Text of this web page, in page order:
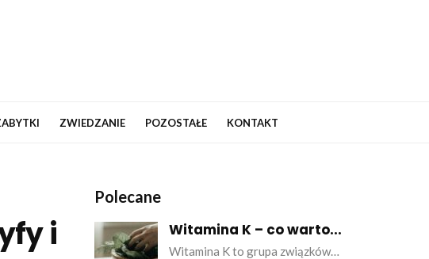
ZWIEDZANIE POZOSTAŁE KONTAKT
i
Polecane
Witamina K – co warto...
Witamina K to grupa związków…